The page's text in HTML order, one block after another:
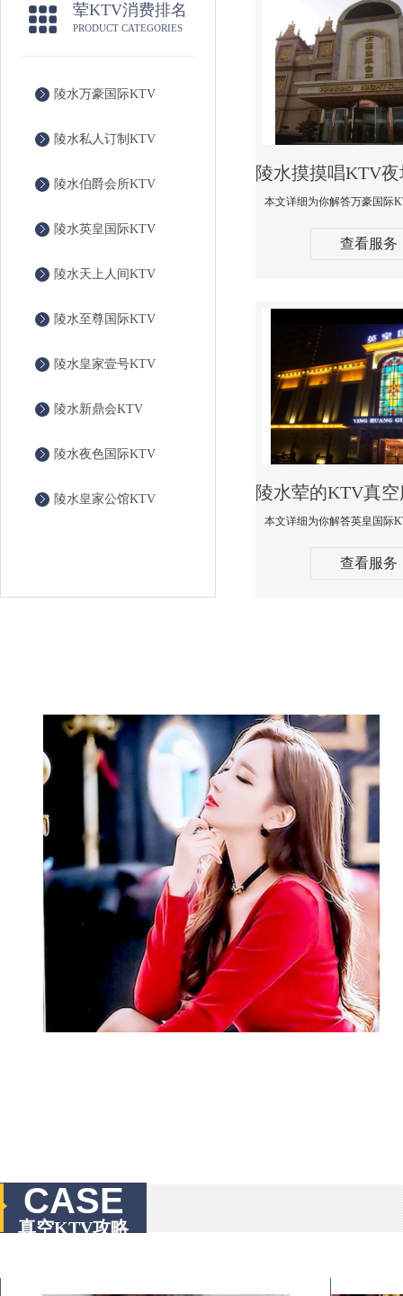
荤KTV消费排名
PRODUCT CATEGORIES
陵水万豪国际KTV
陵水私人订制KTV
陵水伯爵会所KTV
陵水英皇国际KTV
陵水天上人间KTV
陵水至尊国际KTV
陵水皇家壹号KTV
陵水新鼎会KTV
陵水夜色国际KTV
陵水皇家公馆KTV
查看服务
查看服务
CASE
真空KTV攻略